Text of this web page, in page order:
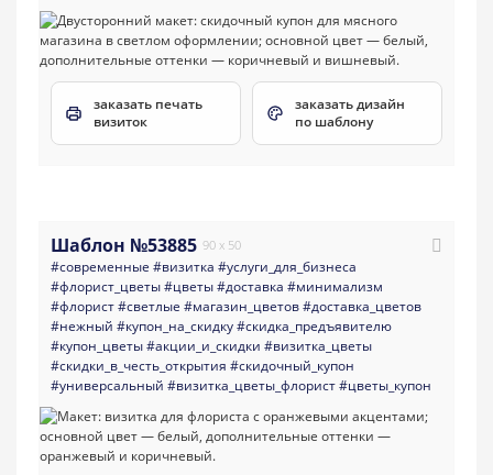
заказать печать
визиток
заказать дизайн
по шаблону
Шаблон №53885 90 x 50
#современные #визитка #услуги_для_бизнеса
#флорист_цветы#цветы#доставка #минимализм
#флорист#светлые #магазин_цветов#доставка_цветов
#нежный #купон_на_скидку#скидка_предъявителю
#купон_цветы#акции_и_скидки #визитка_цветы
#скидки_в_честь_открытия #скидочный_купон
#универсальный #визитка_цветы_флорист#цветы_купон